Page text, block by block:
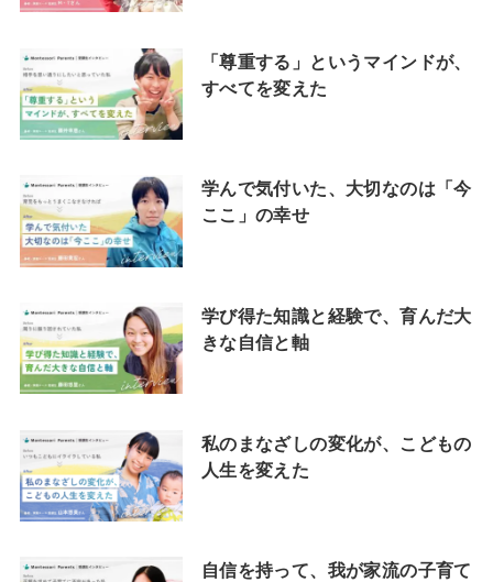
「尊重する」というマインドが、
すべてを変えた
学んで気付いた、大切なのは「今
ここ」の幸せ
学び得た知識と経験で、育んだ大
きな自信と軸
私のまなざしの変化が、こどもの
人生を変えた
自信を持って、我が家流の子育て